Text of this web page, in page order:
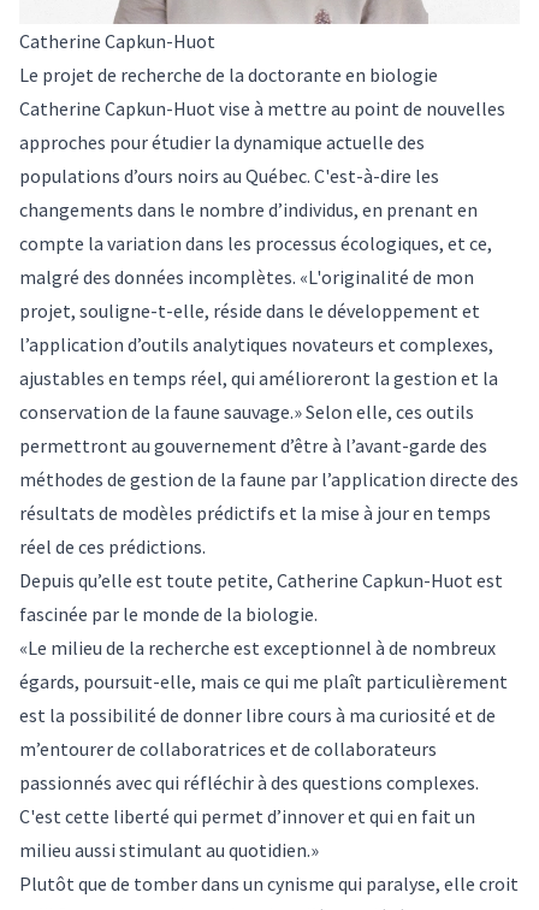
Catherine Capkun-Huot
Le projet de recherche de la doctorante en biologie
Catherine Capkun-Huot vise à mettre au point de nouvelles
approches pour étudier la dynamique actuelle des
populations d’ours noirs au Québec. C'est-à-dire les
changements dans le nombre d’individus, en prenant en
compte la variation dans les processus écologiques, et ce,
malgré des données incomplètes. «L'originalité de mon
projet, souligne-t-elle, réside dans le développement et
l’application d’outils analytiques novateurs et complexes,
ajustables en temps réel, qui amélioreront la gestion et la
conservation de la faune sauvage.» Selon elle, ces outils
permettront au gouvernement d’être à l’avant-garde des
méthodes de gestion de la faune par l’application directe des
résultats de modèles prédictifs et la mise à jour en temps
réel de ces prédictions.
Depuis qu’elle est toute petite, Catherine Capkun-Huot est
fascinée par le monde de la biologie.
«Le milieu de la recherche est exceptionnel à de nombreux
égards, poursuit-elle, mais ce qui me plaît particulièrement
est la possibilité de donner libre cours à ma curiosité et de
m’entourer de collaboratrices et de collaborateurs
passionnés avec qui réfléchir à des questions complexes.
C'est cette liberté qui permet d’innover et qui en fait un
milieu aussi stimulant au quotidien.»
Plutôt que de tomber dans un cynisme qui paralyse, elle croit